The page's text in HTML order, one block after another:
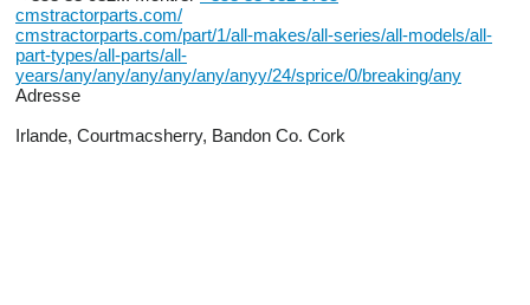
cmstractorparts.com/
cmstractorparts.com/part/1/all-makes/all-series/all-models/all-
part-types/all-parts/all-
years/any/any/any/any/any/anyy/24/sprice/0/breaking/any
Adresse
Irlande, Courtmacsherry, Bandon Co. Cork